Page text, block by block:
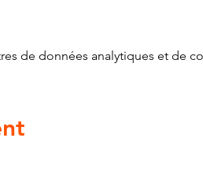
de données analytiques et de